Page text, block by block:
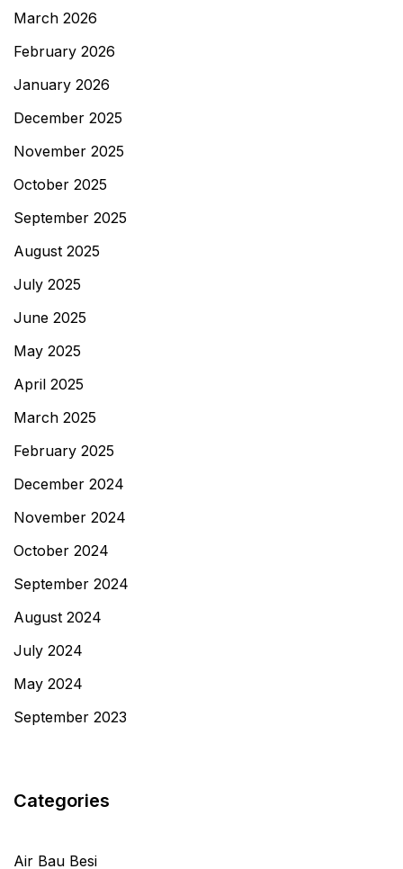
March 2026
February 2026
January 2026
December 2025
November 2025
October 2025
September 2025
August 2025
July 2025
June 2025
May 2025
April 2025
March 2025
February 2025
December 2024
November 2024
October 2024
September 2024
August 2024
July 2024
May 2024
September 2023
Categories
Air Bau Besi